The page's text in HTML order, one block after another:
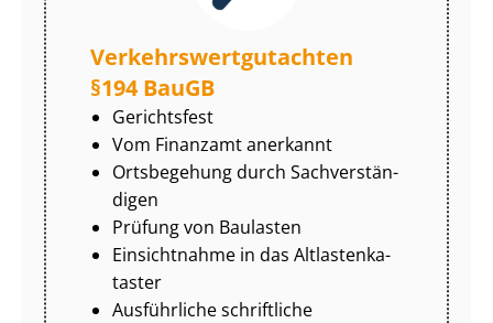
Ver­kehrs­wert­gut­ach­ten
§194 BauGB
Gerichtsfest
Vom Finanzamt anerkannt
Ortsbegehung durch Sach­ver­stän­
di­gen
Prüfung von Baulasten
Einsichtnahme in das Alt­las­ten­ka­
tas­ter
Ausführliche schriftliche